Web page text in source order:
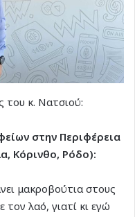
του κ. Νατσιού:
στην Περιφέρεια
Κόρινθο, Ρόδο):
μακροβούτια στους
λαό, γιατί κι εγώ